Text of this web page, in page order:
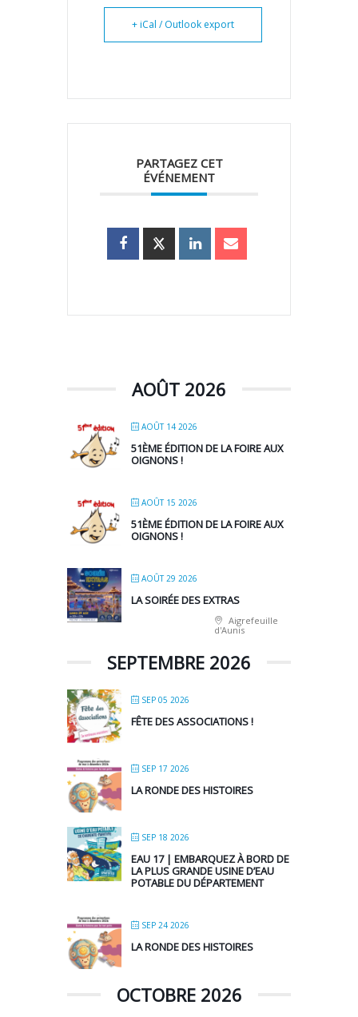
+ iCal / Outlook export
PARTAGEZ CET
ÉVÉNEMENT
AOÛT 2026
AOÛT 14 2026
51ÈME ÉDITION DE LA FOIRE AUX
OIGNONS !
AOÛT 15 2026
51ÈME ÉDITION DE LA FOIRE AUX
OIGNONS !
AOÛT 29 2026
LA SOIRÉE DES EXTRAS
Aigrefeuille
d'Aunis
SEPTEMBRE 2026
SEP 05 2026
FÊTE DES ASSOCIATIONS !
SEP 17 2026
LA RONDE DES HISTOIRES
SEP 18 2026
EAU 17 | EMBARQUEZ À BORD DE
LA PLUS GRANDE USINE D’EAU
POTABLE DU DÉPARTEMENT
SEP 24 2026
LA RONDE DES HISTOIRES
OCTOBRE 2026